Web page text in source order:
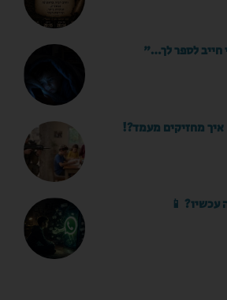
לספר לך…"
מחזיקים מעמד?!
עכשיו? 📱